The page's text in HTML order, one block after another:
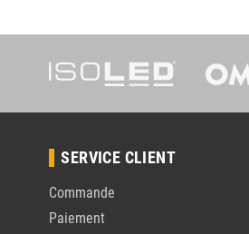
SERVICE CLIENT
Commande
Paiement